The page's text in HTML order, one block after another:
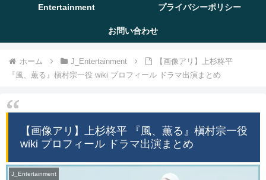
Entertainment プライバシーポリシー
お問い合わせ
ホーム J_Entertainment
【画像アリ】上杉柊平
『風、薫る』槇村宗一役 wiki プロフィール ドラマ出演まとめ
【画像アリ】上杉柊平 『風、薫る』槇村宗一役
wiki プロフィール ドラマ出演まとめ
J_Entertainment